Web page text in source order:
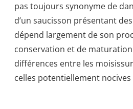
pas toujours synonyme de
d’un saucisson présentant
dépend largement de son
conservation et de
différences entre les
celles potentiellement